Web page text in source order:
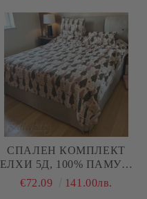
ПАМУК/РАНФОРС, 5
ЧАСТИ
СПАЛЕН КОМПЛЕКТ
ЕЛХИ 5Д, 100% ПАМУК/
5Д, РАНФОРС, 5 ЧАСТИ
€72.09 141.00лв.